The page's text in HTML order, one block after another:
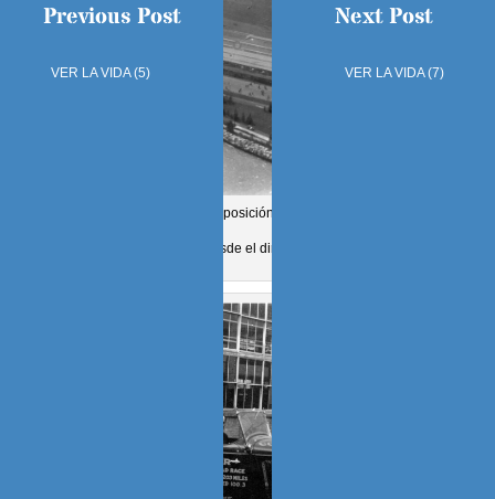
El Pabellón Ford de la Exposición Universal de Chicago
1934, desde el dirigible.
Previous Post
VER LA VIDA (5)
Next Post
VER LA VIDA (7)